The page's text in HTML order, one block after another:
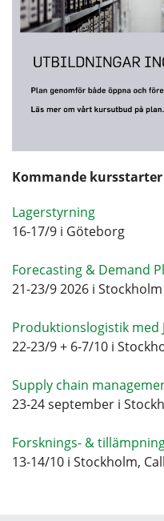
Kommande kursstarter
Lagerstyrning
16-17/9 i Göteborg
Forecasting & Demand
21-23/9 2026 i Stockholm
Produktionslogistik med
22-23/9 + 6-7/10 i
Supply chain
23-24 september i
Forsknings- &
13-14/10 i Stockholm,